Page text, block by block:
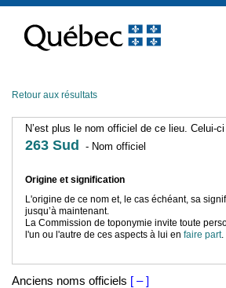
contenu
Retour aux résultats
N’est plus le nom officiel de ce lieu. Celui-
263 Sud
- Nom officiel
Origine et signification
L'origine de ce nom et, le cas échéant, sa
jusqu’à maintenant.
La Commission de toponymie invite toute
l'un ou l'autre de ces aspects à lui en faire part.
Anciens noms officiels [ – ]